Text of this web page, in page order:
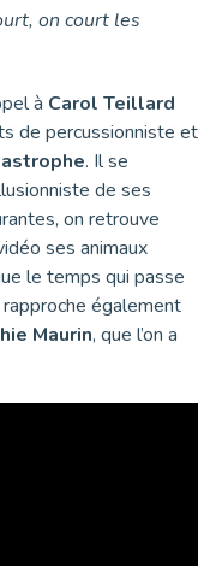
on court les
à Carol Teillard
de percussionniste et
. Il se
de ses
on retrouve
ses animaux
le temps qui passe
rapproche également
Maurin, que l’on a